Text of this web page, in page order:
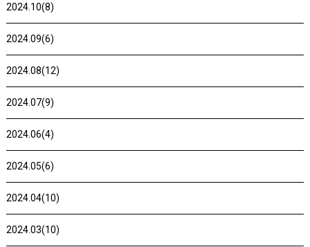
2024.10(8)
2024.09(6)
2024.08(12)
2024.07(9)
2024.06(4)
2024.05(6)
2024.04(10)
2024.03(10)